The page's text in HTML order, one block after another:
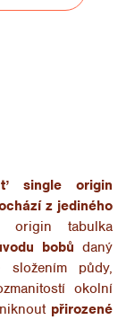
single origin
z jediného
tabulka
bobůdaný
půdy,
okolní
přirozené